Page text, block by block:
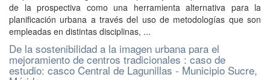
de la prospectiva como una herramienta alternativa para la
planificación urbana a través del uso de metodologías que son
empleadas en distintas disciplinas, ...
De la sostenibilidad a la imagen urbana para el
mejoramiento de centros tradicionales : caso de
estudio: casco Central de Lagunillas - Municipio Sucre,